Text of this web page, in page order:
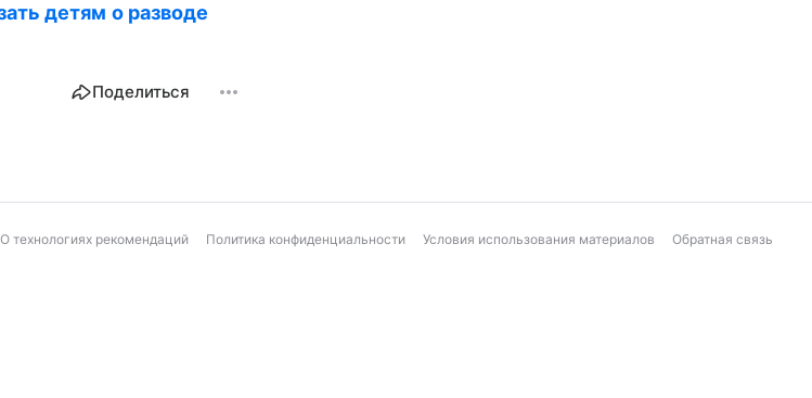
детям о разводе
Поделиться
О технологиях рекомендаций Политика конфиденциальности Условия использования материалов Обратная связь